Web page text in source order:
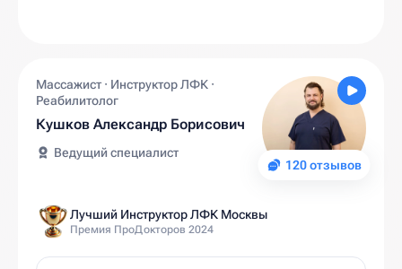
120 отзывов
Массажист · Инструктор ЛФК ·
Реабилитолог
Кушков Александр Борисович
Ведущий специалист
Лучший Инструктор ЛФК Москвы
Премия ПроДокторов 2024